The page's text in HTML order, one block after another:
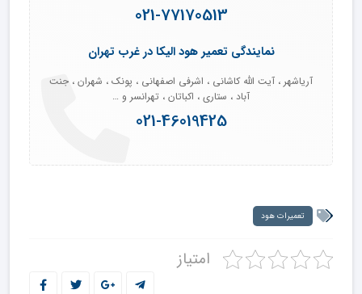
021-77170513
نمایندگی تعمیر هود الیکا در غرب تهران
آریاشهر ، آیت الله کاشانی ، اشرفی اصفهانی ، پونک ، شهران ، جنت
آباد ، ستاری ، اکباتان ، تهرانسر و …
021-46019425
تعمیرات هود
امتیاز